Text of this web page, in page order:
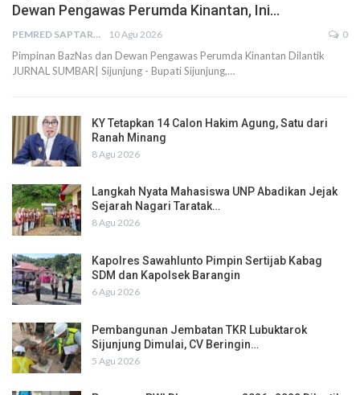
Dewan Pengawas Perumda Kinantan, Ini…
PEMRED SAPTARIUS 10 Agu 2026 0
Pimpinan BazNas dan Dewan Pengawas Perumda Kinantan Dilantik
JURNAL SUMBAR| Sijunjung - Bupati Sijunjung,…
KY Tetapkan 14 Calon Hakim Agung, Satu dari
Ranah Minang
8 Agu 2026
Langkah Nyata Mahasiswa UNP Abadikan Jejak
Sejarah Nagari Taratak…
8 Agu 2026
Kapolres Sawahlunto Pimpin Sertijab Kabag
SDM dan Kapolsek Barangin
6 Agu 2026
Pembangunan Jembatan TKR Lubuktarok
Sijunjung Dimulai, CV Beringin…
5 Agu 2026